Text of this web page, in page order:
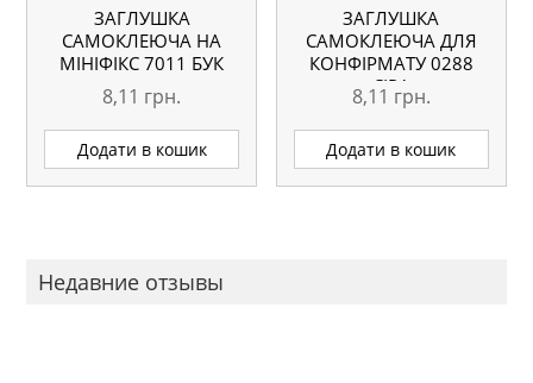
ЗАГЛУШКА
САМОКЛЕЮЧА НА
МІНІФІКС 7011 БУК
8,11 грн.
Додати в кошик
ЗАГЛУШКА
САМОКЛЕЮЧА ДЛЯ
КОНФІРМАТУ 0288
СІРА
8,11 грн.
Додати в кошик
Недавние отзывы